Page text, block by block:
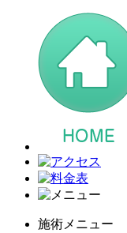
施術メニュー